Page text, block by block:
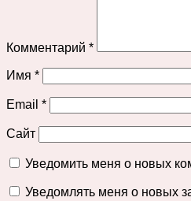
Комментарий *
Имя *
Email *
Сайт
Уведомить меня о новых
Уведомлять меня о новых